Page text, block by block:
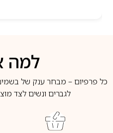
למה
כל פרפיום – מבחר ענק של
לגברים ונשים לצד